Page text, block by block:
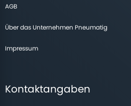
AGB
Über das Unternehmen Pneumatig
Impressum
Kontaktangaben